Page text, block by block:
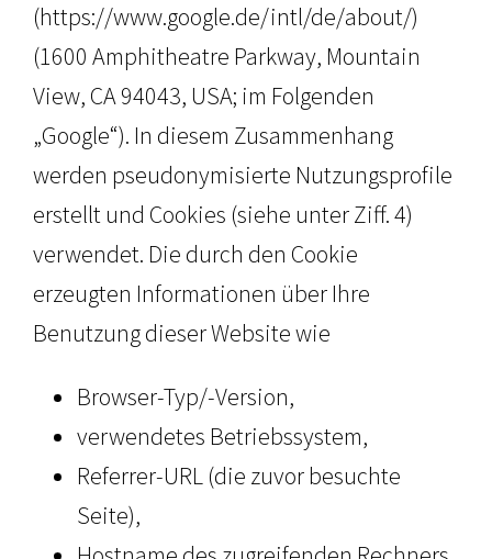
(https://www.google.de/intl/de/about/)
(1600 Amphitheatre Parkway, Mountain
View, CA 94043, USA; im Folgenden
„Google“). In diesem Zusammenhang
werden pseudonymisierte Nutzungsprofile
erstellt und Cookies (siehe unter Ziff. 4)
verwendet. Die durch den Cookie
erzeugten Informationen über Ihre
Benutzung dieser Website wie
Browser-Typ/-Version,
verwendetes Betriebssystem,
Referrer-URL (die zuvor besuchte
Seite),